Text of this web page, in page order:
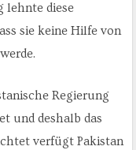
lehnte diese
sie keine Hilfe von
Regierung
und deshalb das
verfügt Pakistan